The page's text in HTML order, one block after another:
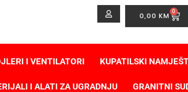
0,00 KM 0
I VENTILATORI KUPATILSKI
I ALATI ZA UGRADNJU GRANITNI